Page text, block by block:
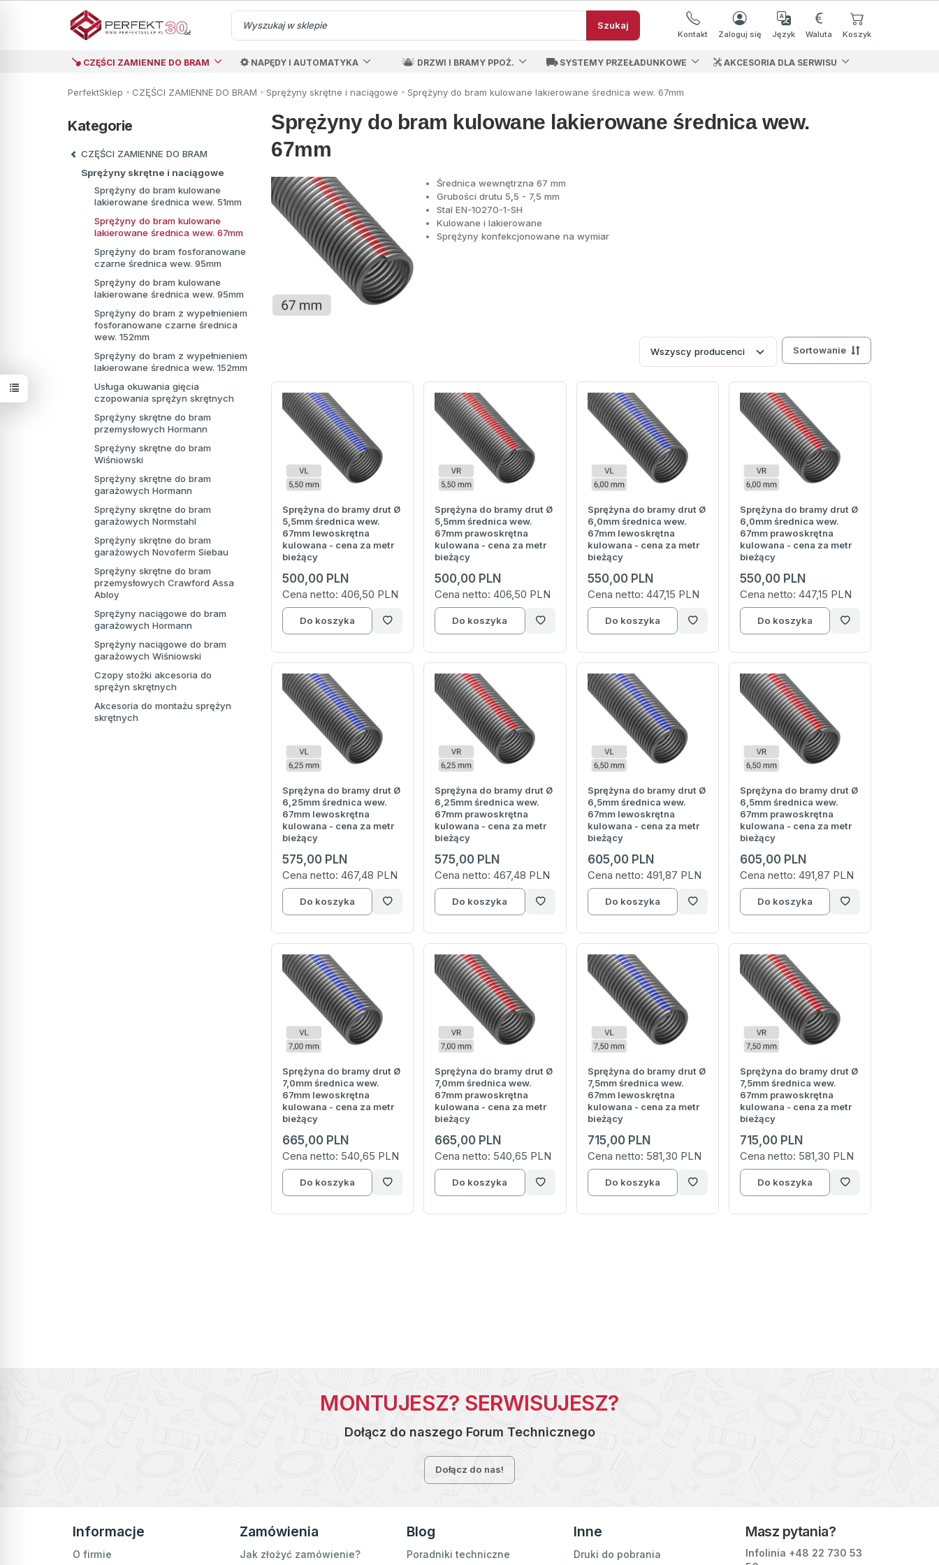
Szukaj
Kontakt Zaloguj się Język Waluta Koszyk
CZĘŚCI ZAMIENNE DO BRAM NAPĘDY I AUTOMATYKA DRZWI I BRAMY PPOŻ. SYSTEMY PRZEŁADUNKOWE AKCESORIA DLA SERWISU
PerfektSklep CZĘŚCI ZAMIENNE DO BRAM Sprężyny skrętne i naciągowe Sprężyny do bram kulowane lakierowane średnica wew. 67mm
Sprężyny do bram kulowane lakierowane średnica wew.
67mm
Średnica wewnętrzna 67 mm
Grubości drutu 5,5 - 7,5 mm
Stal EN-10270-1-SH
Kulowane i lakierowane
Sprężyny konfekcjonowane na wymiar
Sortowanie
Sprężyna do bramy drut Ø
5,5mm średnica wew.
67mm lewoskrętna
kulowana - cena za metr
bieżący
500,00 PLN
Cena netto: 406,50 PLN
Do koszyka
Sprężyna do bramy drut Ø
5,5mm średnica wew.
67mm prawoskrętna
kulowana - cena za metr
bieżący
500,00 PLN
Cena netto:406,50 PLN
Do koszyka
Sprężyna do bramy drut Ø
6,0mm średnica wew.
67mm lewoskrętna
kulowana - cena za metr
bieżący
550,00 PLN
Cena netto: 447,15 PLN
Do koszyka
Sprężyna do bramy drut Ø
6,0mm średnica wew.
67mm prawoskrętna
kulowana - cena za metr
bieżący
550,00 PLN
Cena netto: 447,15 PLN
Do koszyka
Sprężyna do bramy drut Ø
6,25mm średnica wew.
67mm lewoskrętna
kulowana - cena za metr
bieżący
575,00 PLN
Cena netto: 467,48 PLN
Do koszyka
Sprężyna do bramy drut Ø
6,25mm średnica wew.
67mm prawoskrętna
kulowana - cena za metr
bieżący
575,00 PLN
Cena netto:467,48 PLN
Do koszyka
Sprężyna do bramy drut Ø
6,5mm średnica wew.
67mm lewoskrętna
kulowana - cena za metr
bieżący
605,00 PLN
Cena netto: 491,87 PLN
Do koszyka
Sprężyna do bramy drut Ø
6,5mm średnica wew.
67mm prawoskrętna
kulowana - cena za metr
bieżący
605,00 PLN
Cena netto: 491,87 PLN
Do koszyka
Sprężyna do bramy drut Ø
7,0mm średnica wew.
67mm lewoskrętna
kulowana - cena za metr
bieżący
665,00 PLN
Cena netto: 540,65 PLN
Do koszyka
Sprężyna do bramy drut Ø
7,0mm średnica wew.
67mm prawoskrętna
kulowana - cena za metr
bieżący
665,00 PLN
Cena netto: 540,65 PLN
Do koszyka
Sprężyna do bramy drut Ø
7,5mm średnica wew.
67mm lewoskrętna
kulowana - cena za metr
bieżący
715,00 PLN
Cena netto: 581,30 PLN
Do koszyka
Sprężyna do bramy drut Ø
7,5mm średnica wew.
67mm prawoskrętna
kulowana - cena za metr
bieżący
715,00 PLN
Cena netto: 581,30 PLN
Do koszyka
Kategorie
CZĘŚCI ZAMIENNE DO BRAM
Sprężyny skrętne i naciągowe
Sprężyny do bram kulowane
lakierowane średnica wew. 51mm
Sprężyny do bram kulowane
lakierowane średnica wew. 67mm
Sprężyny do bram fosforanowane
czarne średnica wew. 95mm
Sprężyny do bram kulowane
lakierowane średnica wew. 95mm
Sprężyny do bram z wypełnieniem
fosforanowane czarne średnica
wew. 152mm
Sprężyny do bram z wypełnieniem
lakierowane średnica wew. 152mm
Usługa okuwania gięcia
czopowania sprężyn skrętnych
Sprężyny skrętne do bram
przemysłowych Hormann
Sprężyny skrętne do bram
Wiśniowski
Sprężyny skrętne do bram
garażowych Hormann
Sprężyny skrętne do bram
garażowych Normstahl
Sprężyny skrętne do bram
garażowych Novoferm Siebau
Sprężyny skrętne do bram
przemysłowych Crawford Assa
Abloy
Sprężyny naciągowe do bram
garażowych Hormann
Sprężyny naciągowe do bram
garażowych Wiśniowski
Czopy stożki akcesoria do
sprężyn skrętnych
Akcesoria do montażu sprężyn
skrętnych
MONTUJESZ? SERWISUJESZ?
Dołącz do naszego Forum Technicznego
Dołącz do nas!
Informacje
O firmie
Zamówienia
Jak złożyć zamówienie?
Blog
Poradniki techniczne
Inne
Druki do pobrania
Masz pytania?
Infolinia +48 22 730 53